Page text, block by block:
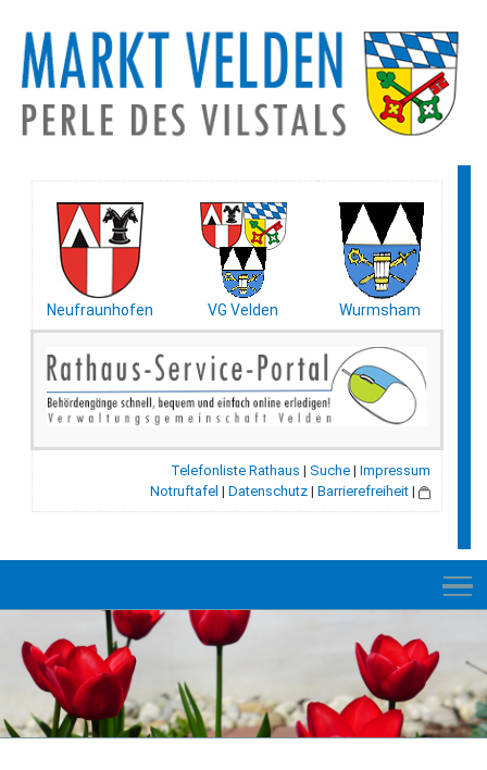
Neufraunhofen VG Velden Wurmsham
Telefonliste Rathaus | Suche | Impressum
Notruftafel | Datenschutz | Barrierefreiheit |
NEUES
RATHAUS